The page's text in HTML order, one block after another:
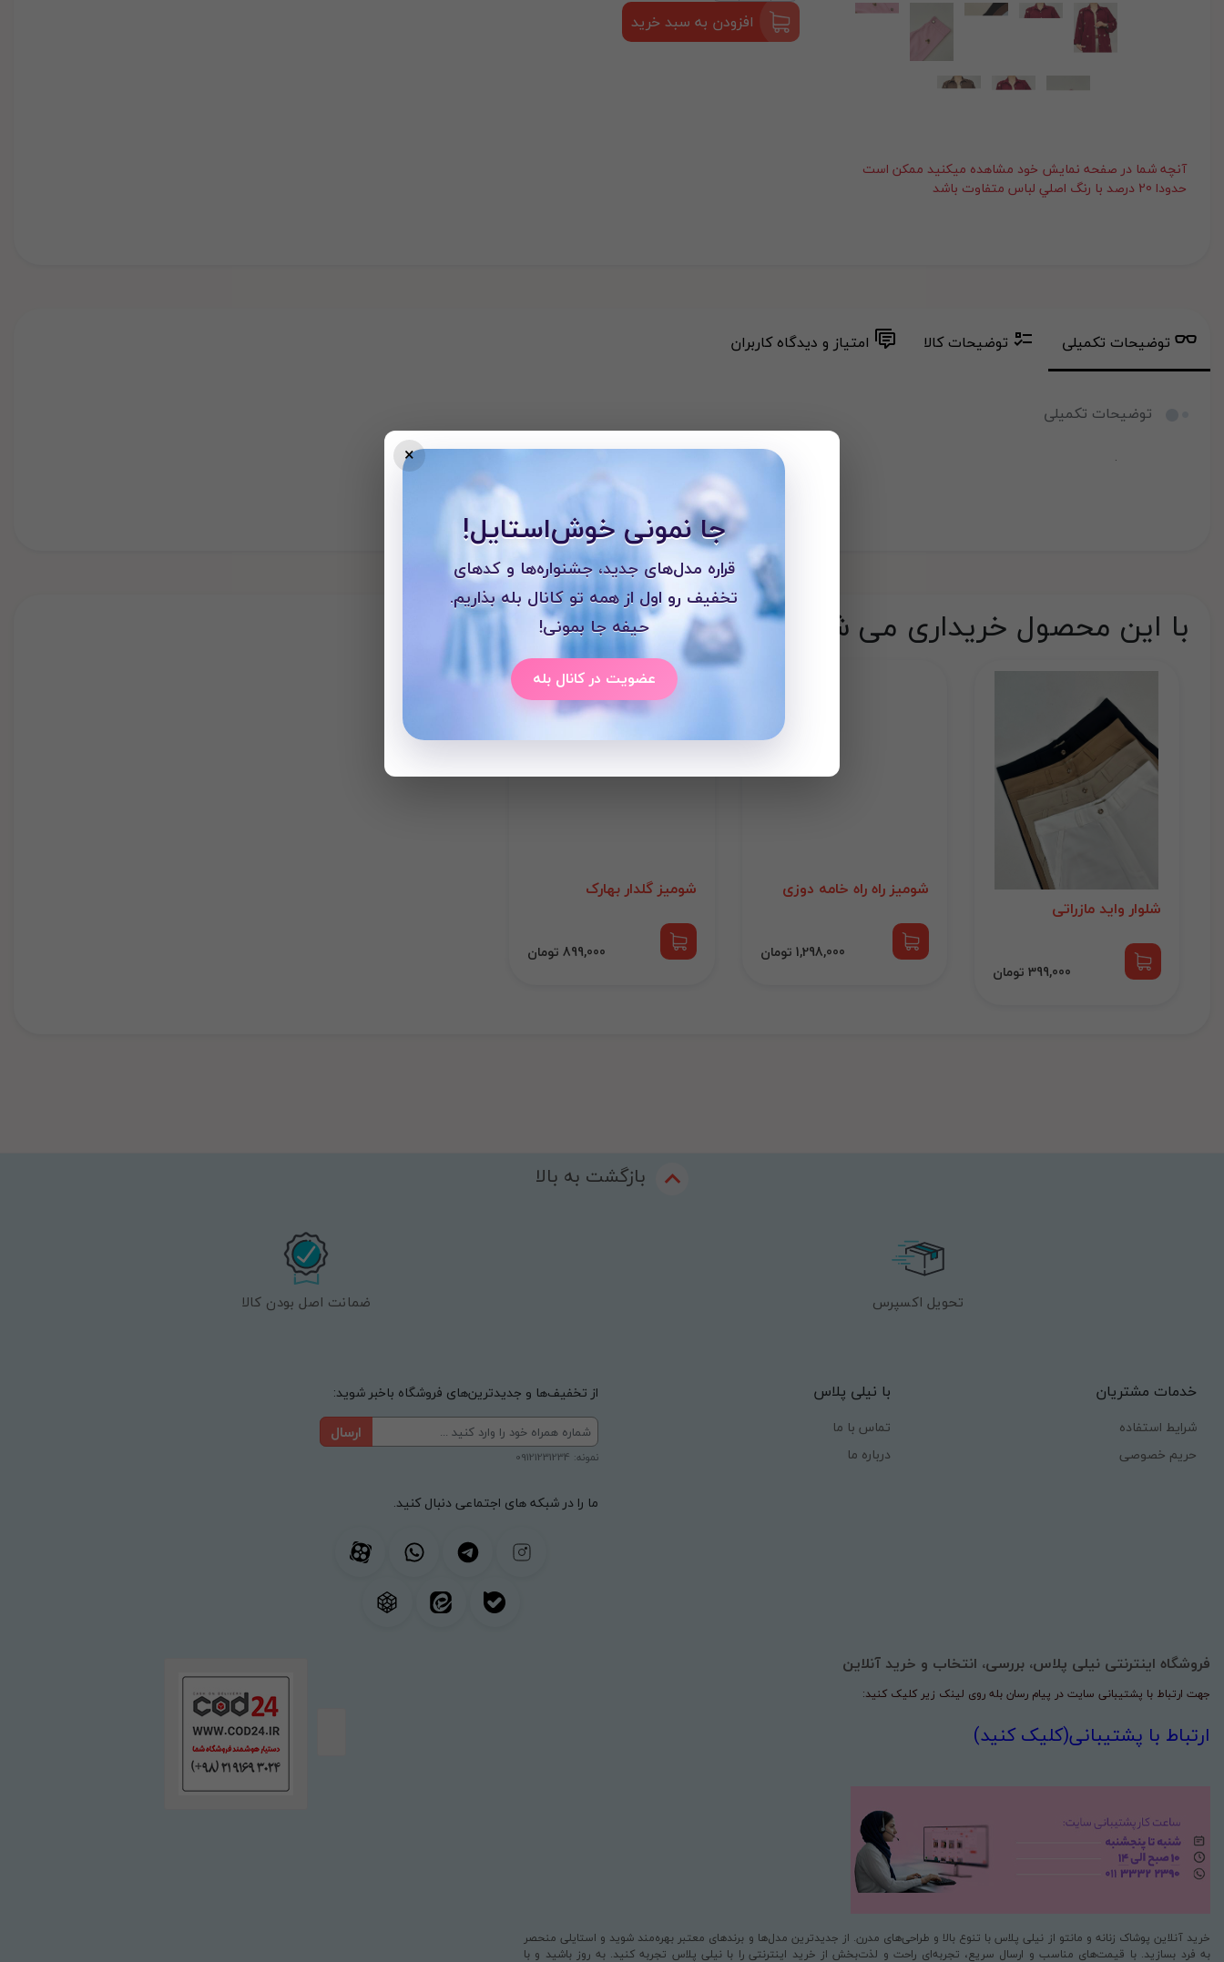
آنچه شما در صفحه نمايش خود مشاهده ميکنيد ممکن است
حدودا 20 درصد با رنگ اصلي لباس متفاوت باشد
افزودن به سبد خرید
توضیحات تکمیلی توضیحات کالا امتیاز و دیدگاه کاربران
توضیحات تکمیلی
.
با این محصول خریداری می شود
شلوار واید مازراتی
399,000 تومان
شومیز راه راه خامه دوزی
1,298,000 تومان
شومیز گلدار بهارک
899,000 تومان
بازگشت به بالا
تحویل اکسپرس ضمانت اصل بودن کالا
خدمات مشتریان
شرایط استفاده
حریم خصوصی
با نیلی پلاس
تماس با ما
درباره ما
از تخفیف‌ها و جدیدترین‌های فروشگاه باخبر شوید:
ارسال
نمونه: 09121231234
ما را در شبکه های اجتماعی دنبال کنید.
فروشگاه اینترنتی نیلی پلاس، بررسی، انتخاب و خرید آنلاین
جهت ارتباط با پشتیبانی سایت در پیام رسان بله روی لینک زیر کلیک کنید:
ارتباط با پشتیبانی(کلیک کنید)
خرید آنلاین پوشاک زنانه و مانتو از نیلی پلاس با تنوع بالا و طراحی‌های مدرن. از جدیدترین مدل‌ها و برندهای معتبر بهره‌مند شوید و استایلی منحصر
به فرد بسازید. با قیمت‌های مناسب و ارسال سریع، تجربه‌ای راحت و لذت‌بخش از خرید اینترنتی را با نیلی پلاس تجربه کنید. به روز باشید و با
×
جا نمونی خوش‌استایل!
قراره مدل‌های جدید، جشنواره‌ها و کدهای
تخفیف رو اول از همه تو کانال بله بذاریم.
حیفه جا بمونی!
عضویت در کانال بله